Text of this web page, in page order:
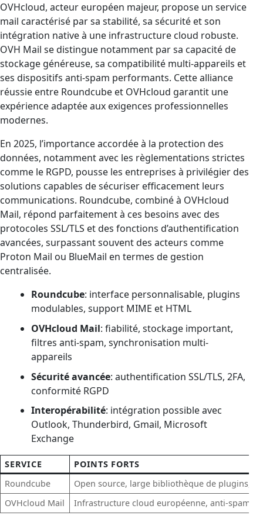
OVHcloud, acteur européen majeur, propose un service
mail caractérisé par sa stabilité, sa sécurité et son
intégration native à une infrastructure cloud robuste.
OVH Mail se distingue notamment par sa capacité de
stockage généreuse, sa compatibilité multi-appareils et
ses dispositifs anti-spam performants. Cette alliance
réussie entre Roundcube et OVHcloud garantit une
expérience adaptée aux exigences professionnelles
modernes.
En 2025, l’importance accordée à la protection des
données, notamment avec les règlementations strictes
comme le RGPD, pousse les entreprises à privilégier des
solutions capables de sécuriser efficacement leurs
communications. Roundcube, combiné à OVHcloud
Mail, répond parfaitement à ces besoins avec des
protocoles SSL/TLS et des fonctions d’authentification
avancées, surpassant souvent des acteurs comme
Proton Mail ou BlueMail en termes de gestion
centralisée.
Roundcube: interface personnalisable, plugins
modulables, support MIME et HTML
OVHcloud Mail: fiabilité, stockage important,
filtres anti-spam, synchronisation multi-
appareils
Sécurité avancée: authentification SSL/TLS, 2FA,
conformité RGPD
Interopérabilité: intégration possible avec
Outlook, Thunderbird, Gmail, Microsoft
Exchange
SERVICE
POINTS FORTS
Roundcube
Open source, large bibliothèque de plugins,
OVHcloud Mail
Infrastructure cloud européenne, anti-spam